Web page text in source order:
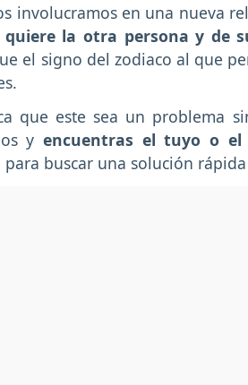
involucramos en una nueva
la otra persona y de
el signo del zodiaco al que
que este sea un problema
y encuentras el tuyo o
buscar una solución